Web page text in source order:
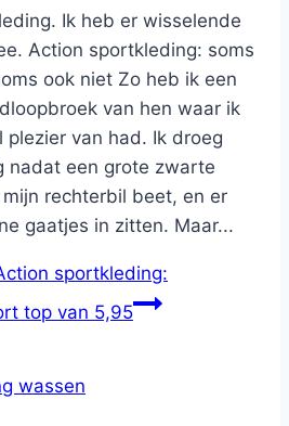
Ik heb er wisselende
Action sportkleding: soms
ook niet Zo heb ik een
van hen waar ik
plezier van had. Ik droeg
nadat een grote zwarte
rechterbil beet, en er
gaatjes in zitten. Maar...
sportkleding:
top van 5,95